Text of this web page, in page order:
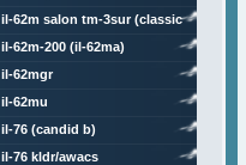
il-62m salon tm-3sur (classic
comsat mod)
il-62m-200 (il-62ma)
il-62mgr
il-62mu
il-76 (candid b)
il-76 kldr/awacs